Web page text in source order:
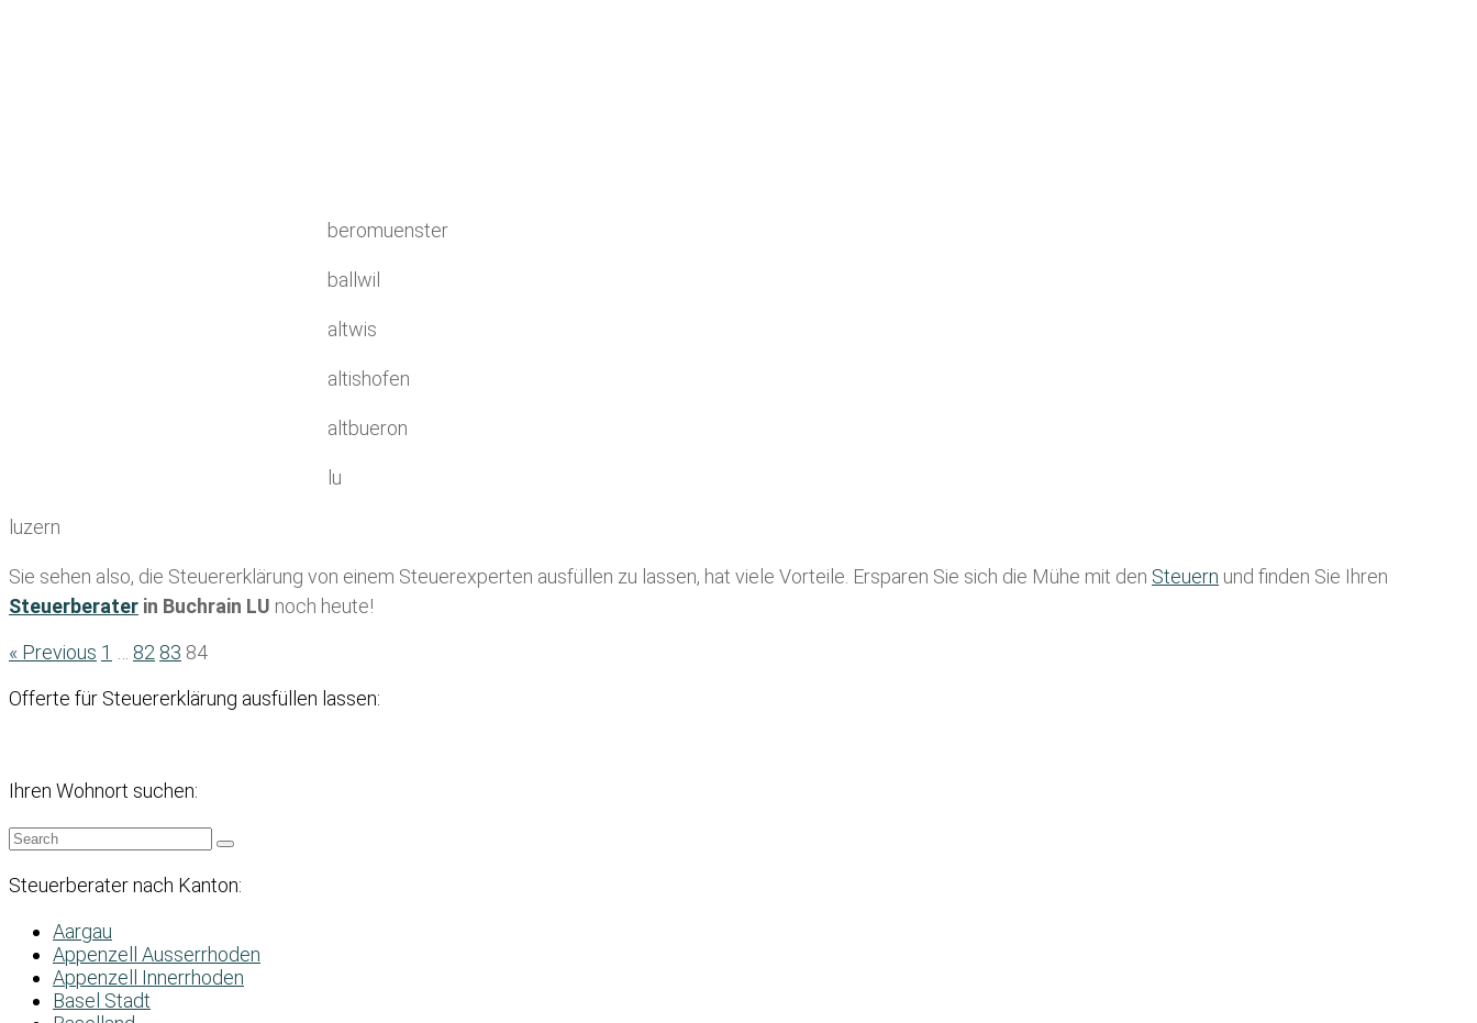
beromuenster
ballwil
altwis
altishofen
altbueron
lu
luzern
Sie sehen also, die Steuererklärung von einem Steuerexperten ausfüllen zu lassen, hat viele Vorteile. Ersparen Sie sich die Mühe mit den Steuern und finden Sie Ihren
Steuerberater in Buchrain LU noch heute!
« Previous 1 82 83 84
Offerte für Steuererklärung ausfüllen lassen:
Ihren Wohnort suchen:
Steuerberater nach Kanton:
Aargau
Appenzell Ausserrhoden
Appenzell Innerrhoden
Basel Stadt